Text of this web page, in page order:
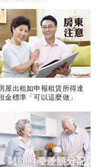
屋出租如申報租賃所得達
金標準「可以這麼做」